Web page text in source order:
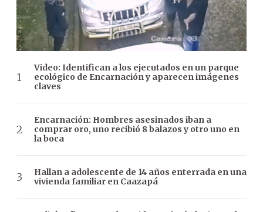
Video: Identifican a los ejecutados en un parque
ecológico de Encarnación y aparecen imágenes
claves
Encarnación: Hombres asesinados iban a
comprar oro, uno recibió 8 balazos y otro uno en
la boca
Hallan a adolescente de 14 años enterrada en una
vivienda familiar en Caazapá